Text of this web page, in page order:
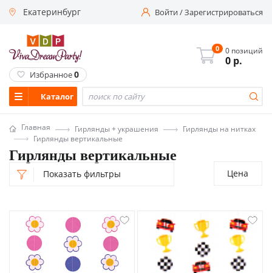
Екатеринбург Войти/Зарегистрироваться
Каталог
0 0 позиций
0 р.
Избранное0
Главная Гирлянды + украшения
Гирлянды на нитках
Гирлянды вертикальные
Гирлянды вертикальные
Показать фильтры Цена